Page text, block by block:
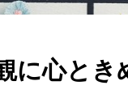
に心と